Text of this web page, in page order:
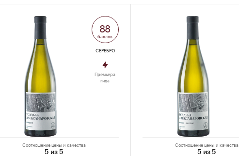
Соотношение цены и качества
5 из 5
88
баллов
СЕРЕБРО
Премьера
гида
Соотношение цены и качества
5 из 5